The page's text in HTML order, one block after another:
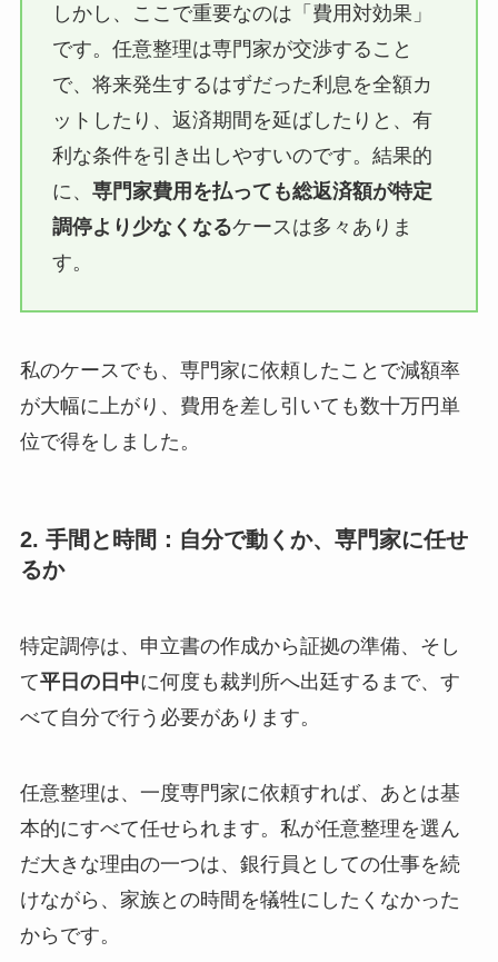
しかし、ここで重要なのは「費用対効果」
です。任意整理は専門家が交渉すること
で、将来発生するはずだった利息を全額カ
ットしたり、返済期間を延ばしたりと、有
利な条件を引き出しやすいのです。結果的
に、 専門家費用を払っても総返済額が特定
調停より少なくなるケースは多々ありま
す。
私のケースでも、専門家に依頼したことで減額率
が大幅に上がり、費用を差し引いても数十万円単
位で得をしました。
2. 手間と時間：自分で動くか、専門家に任せ
るか
特定調停は、申立書の作成から証拠の準備、そし
て平日の日中に何度も裁判所へ出廷するまで、す
べて自分で行う必要があります。
任意整理は、一度専門家に依頼すれば、あとは基
本的にすべて任せられます。私が任意整理を選ん
だ大きな理由の一つは、銀行員としての仕事を続
けながら、家族との時間を犠牲にしたくなかった
からです。